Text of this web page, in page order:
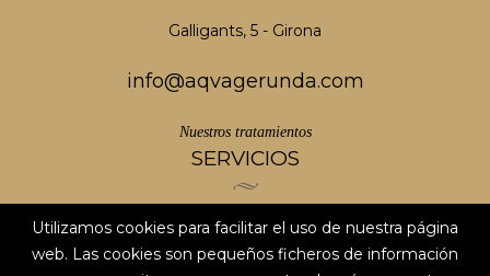
Galligants, 5 - Girona
info@aqvagerunda.com
Nuestros tratamientos
SERVICIOS
AVISO LEGAL
POLÍTICA DE PRIVACIDAD
Utilizamos cookies para facilitar el uso de nuestra página
web. Las cookies son pequeños ficheros de información